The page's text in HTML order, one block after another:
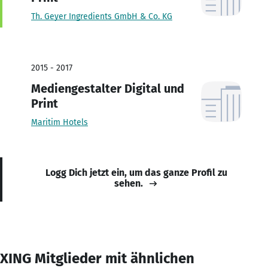
Th. Geyer Ingredients GmbH & Co. KG
2015 - 2017
Mediengestalter Digital und
Print
Maritim Hotels
Logg Dich jetzt ein, um das ganze Profil zu
sehen.
XING Mitglieder mit ähnlichen